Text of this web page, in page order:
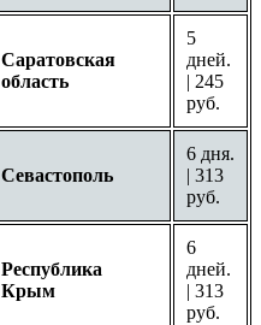
Саратовская
область
5
дней.
| 245
руб.
Севастополь
6 дня.
| 313
руб.
Республика
Крым
6
дней.
| 313
руб.